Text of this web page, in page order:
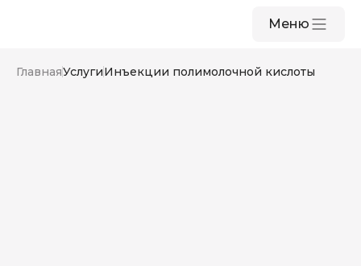
Меню
ГлавнаяУслугиИнъекции полимолочной кислоты